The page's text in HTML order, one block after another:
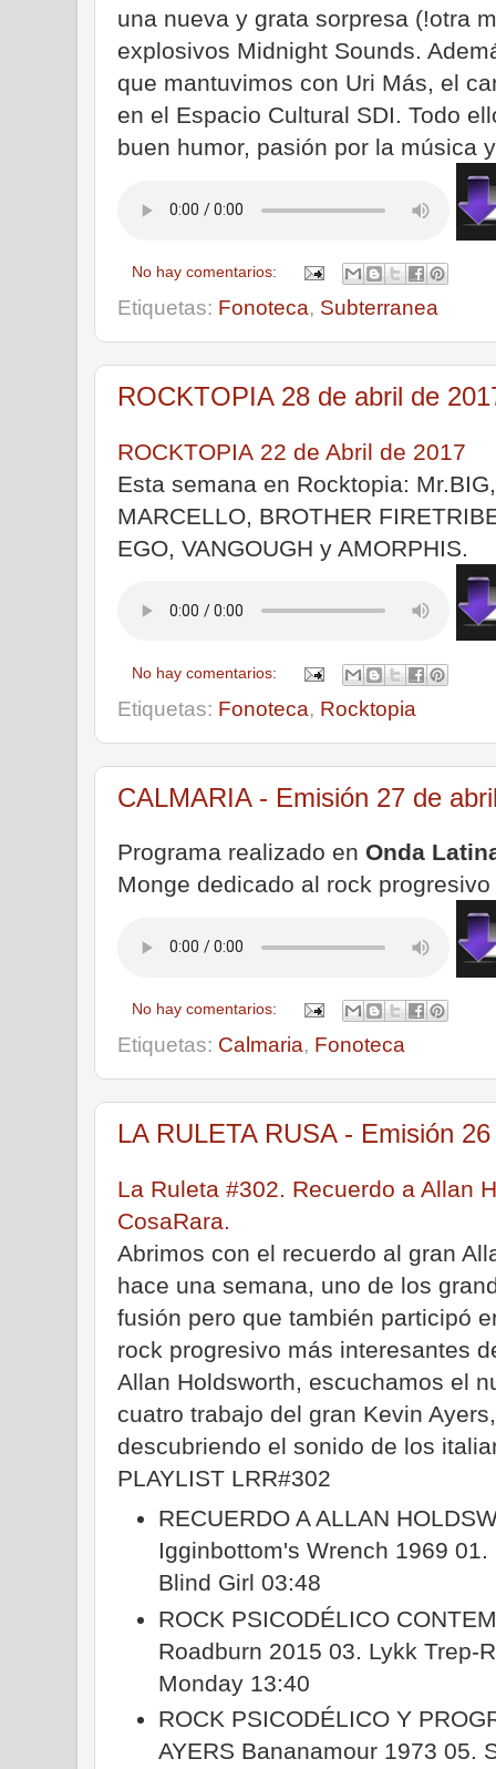
una nueva y grata sorpresa (!otra
explosivos Midnight Sounds.
que mantuvimos con Uri Más, el
en el Espacio Cultural SDI. Todo
buen humor, pasión por la música
No hay comentarios:
Etiquetas: Fonoteca, Subterranea
ROCKTOPIA 28 de abril de
ROCKTOPIA 22 de Abril de 2017
Esta semana en Rocktopia:
MARCELLO, BROTHER
EGO, VANGOUGH y AMORPHIS.
No hay comentarios:
Etiquetas: Fonoteca, Rocktopia
CALMARIA - Emisión 27 de
Programa realizado en Onda
Monge dedicado al rock
No hay comentarios:
Etiquetas: Calmaria, Fonoteca
LA RULETA RUSA - Emisión
La Ruleta #302. Recuerdo a Allan
CosaRara.
Abrimos con el recuerdo al gran
hace una semana, uno de los
fusión pero que también participó
rock progresivo más interesantes
Allan Holdsworth, escuchamos el
cuatro trabajo del gran Kevin
descubriendo el sonido de los
PLAYLIST LRR#302
RECUERDO A ALLAN
Igginbottom's Wrench 1969
Blind Girl 03:48
ROCK PSICODÉLICO
Roadburn 2015 03. Lykk Trep-
Monday 13:40
ROCK PSICODÉLICO Y
AYERS Bananamour 1973 05.